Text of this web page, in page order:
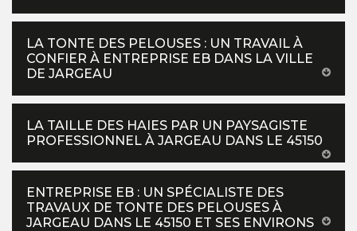
LA TONTE DES PELOUSES : UN TRAVAIL À
CONFIER À ENTREPRISE EB DANS LA VILLE
DE JARGEAU
LA TAILLE DES HAIES PAR UN PAYSAGISTE
PROFESSIONNEL À JARGEAU DANS LE 45150
ENTREPRISE EB : UN SPÉCIALISTE DES
TRAVAUX DE TONTE DES PELOUSES À
JARGEAU DANS LE 45150 ET SES ENVIRONS